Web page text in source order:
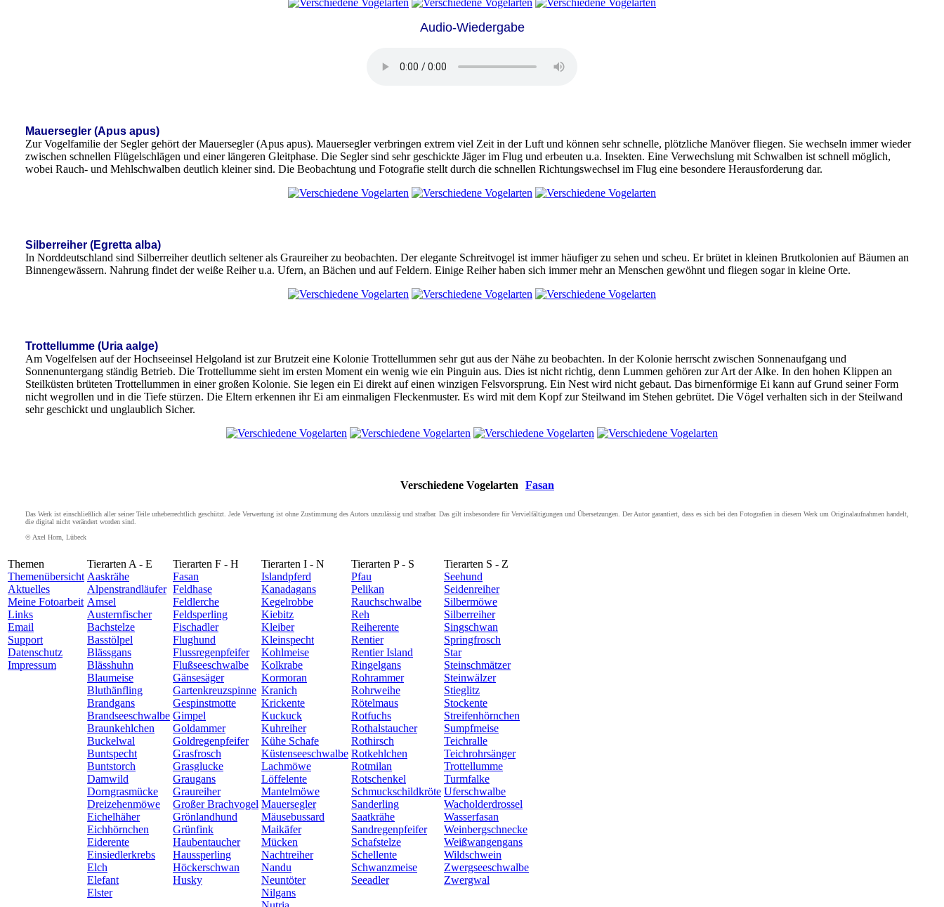
Audio-Wiedergabe
Mauersegler (Apus apus)
Zur Vogelfamilie der Segler gehört der Mauersegler (Apus apus). Mauersegler verbringen extrem viel Zeit in der Luft und können sehr schnelle, plötzliche Manöver fliegen. Sie wechseln immer wieder
zwischen schnellen Flügelschlägen und einer längeren Gleitphase. Die Segler sind sehr geschickte Jäger im Flug und erbeuten u.a. Insekten. Eine Verwechslung mit Schwalben ist schnell möglich,
wobei Rauch- und Mehlschwalben deutlich kleiner sind. Die Beobachtung und Fotografie stellt durch die schnellen Richtungswechsel im Flug eine besondere Herausforderung dar.
Silberreiher (Egretta alba)
In Norddeutschland sind Silberreiher deutlich seltener als Graureiher zu beobachten. Der elegante Schreitvogel ist immer häufiger zu sehen und scheu. Er brütet in kleinen Brutkolonien auf Bäumen an
Binnengewässern. Nahrung findet der weiße Reiher u.a. Ufern, an Bächen und auf Feldern. Einige Reiher haben sich immer mehr an Menschen gewöhnt und fliegen sogar in kleine Orte.
Trottellumme (Uria aalge)
Am Vogelfelsen auf der Hochseeinsel Helgoland ist zur Brutzeit eine Kolonie Trottellummen sehr gut aus der Nähe zu beobachten. In der Kolonie herrscht zwischen Sonnenaufgang und
Sonnenuntergang ständig Betrieb. Die Trottellumme sieht im ersten Moment ein wenig wie ein Pinguin aus. Dies ist nicht richtig, denn Lummen gehören zur Art der Alke. In den hohen Klippen an
Steilküsten brüteten Trottellummen in einer großen Kolonie. Sie legen ein Ei direkt auf einen winzigen Felsvorsprung. Ein Nest wird nicht gebaut. Das birnenförmige Ei kann auf Grund seiner Form
nicht wegrollen und in die Tiefe stürzen. Die Eltern erkennen ihr Ei am einmaligen Fleckenmuster. Es wird mit dem Kopf zur Steilwand im Stehen gebrütet. Die Vögel verhalten sich in der Steilwand
sehr geschickt und unglaublich Sicher.
Verschiedene Vogelarten Fasan
Das Werk ist einschließlich aller seiner Teile urheberrechtlich geschützt. Jede Verwertung ist ohne Zustimmung des Autors unzulässig und strafbar. Das gilt insbesondere für Vervielfältigungen und Übersetzungen. Der Autor garantiert, dass es sich bei den Fotografien in diesem Werk um Originalaufnahmen handelt,
die digital nicht verändert worden sind.
© Axel Horn, Lübeck
Themen
Themenübersicht
Aktuelles
Meine Fotoarbeit
Links
Email
Support
Datenschutz
Impressum
Tierarten A - E
Aaskrähe
Alpenstrandläufer
Amsel
Austernfischer
Bachstelze
Basstölpel
Blässgans
Blässhuhn
Blaumeise
Bluthänfling
Brandgans
Brandseeschwalbe
Braunkehlchen
Buckelwal
Buntspecht
Buntstorch
Damwild
Dorngrasmücke
Dreizehenmöwe
Eichelhäher
Eichhörnchen
Eiderente
Einsiedlerkrebs
Elch
Elefant
Elster
Tierarten F - H
Fasan
Feldhase
Feldlerche
Feldsperling
Fischadler
Flughund
Flussregenpfeifer
Flußseeschwalbe
Gänsesäger
Gartenkreuzspinne
Gespinstmotte
Gimpel
Goldammer
Goldregenpfeifer
Grasfrosch
Grasglucke
Graugans
Graureiher
Großer Brachvogel
Grönlandhund
Grünfink
Haubentaucher
Haussperling
Höckerschwan
Husky
Tierarten I - N
Islandpferd
Kanadagans
Kegelrobbe
Kiebitz
Kleiber
Kleinspecht
Kohlmeise
Kolkrabe
Kormoran
Kranich
Krickente
Kuckuck
Kuhreiher
Kühe Schafe
Küstenseeschwalbe
Lachmöwe
Löffelente
Mantelmöwe
Mauersegler
Mäusebussard
Maikäfer
Mücken
Nachtreiher
Nandu
Neuntöter
Nilgans
Tierarten P - S
Pfau
Pelikan
Rauchschwalbe
Reh
Reiherente
Rentier
Rentier Island
Ringelgans
Rohrammer
Rohrweihe
Rötelmaus
Rotfuchs
Rothalstaucher
Rothirsch
Rotkehlchen
Rotmilan
Rotschenkel
Schmuckschildkröte
Sanderling
Saatkrähe
Sandregenpfeifer
Schafstelze
Schellente
Schwanzmeise
Seeadler
Tierarten S - Z
Seehund
Seidenreiher
Silbermöwe
Silberreiher
Singschwan
Springfrosch
Star
Steinschmätzer
Steinwälzer
Stieglitz
Stockente
Streifenhörnchen
Sumpfmeise
Teichralle
Teichrohrsänger
Trottellumme
Turmfalke
Uferschwalbe
Wacholderdrossel
Wasserfasan
Weinbergschnecke
Weißwangengans
Wildschwein
Zwergseeschwalbe
Zwergwal